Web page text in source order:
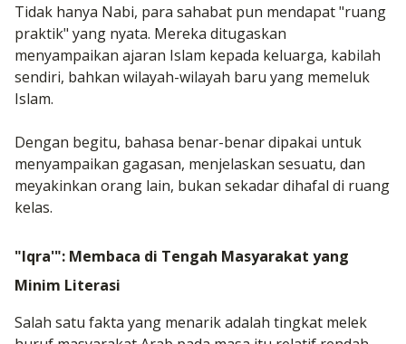
Tidak hanya Nabi, para sahabat pun mendapat "ruang
praktik" yang nyata. Mereka ditugaskan
menyampaikan ajaran Islam kepada keluarga, kabilah
sendiri, bahkan wilayah-wilayah baru yang memeluk
Islam.
Dengan begitu, bahasa benar-benar dipakai untuk
menyampaikan gagasan, menjelaskan sesuatu, dan
meyakinkan orang lain, bukan sekadar dihafal di ruang
kelas.
"Iqra'": Membaca di Tengah Masyarakat yang
Minim Literasi
Salah satu fakta yang menarik adalah tingkat melek